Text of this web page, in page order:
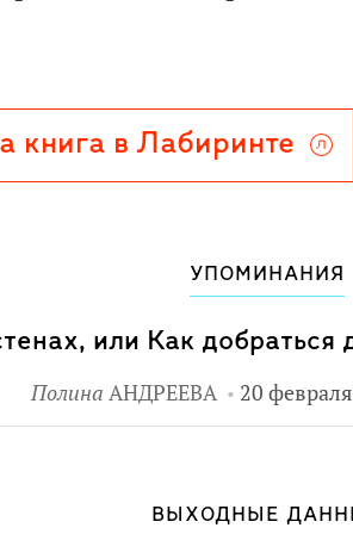
никогда не будет
Action Philosophers,
номинировалась на
комикс для подростков" от
40 главных философов.
очень точно и метко
книга в Лабиринте
УПОМИНАНИЯ
или Как добраться
Полина АНДРЕЕВА 20
ВЫХОДНЫЕ